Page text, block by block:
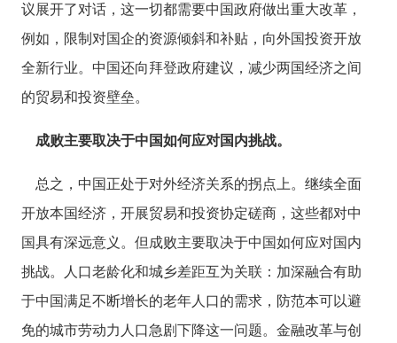
议展开了对话，这一切都需要中国政府做出重大改革，
例如，限制对国企的资源倾斜和补贴，向外国投资开放
全新行业。中国还向拜登政府建议，减少两国经济之间
的贸易和投资壁垒。
成败主要取决于中国如何应对国内挑战。
总之，中国正处于对外经济关系的拐点上。继续全面
开放本国经济，开展贸易和投资协定磋商，这些都对中
国具有深远意义。但成败主要取决于中国如何应对国内
挑战。人口老龄化和城乡差距互为关联：加深融合有助
于中国满足不断增长的老年人口的需求，防范本可以避
免的城市劳动力人口急剧下降这一问题。金融改革与创